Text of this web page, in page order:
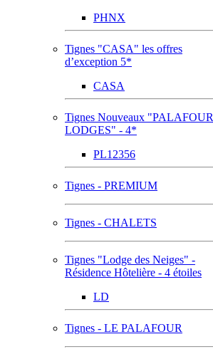
PHNX
Tignes "CASA" les offres
d’exception 5*
CASA
Tignes Nouveaux "PALAFOUR
LODGES" - 4*
PL12356
Tignes - PREMIUM
Tignes - CHALETS
Tignes "Lodge des Neiges" -
Résidence Hôtelière - 4 étoiles
LD
Tignes - LE PALAFOUR